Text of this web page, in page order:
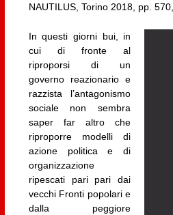
NAUTILUS, Torino 2018, pp.
In questi giorni bui, in
cui di fronte al
riproporsi di un
governo reazionario e
razzista l’antagonismo
sociale non sembra
saper far altro che
riproporre modelli di
azione politica e di
organizzazione
ripescati pari pari dai
vecchi Fronti popolari e
dalla peggiore